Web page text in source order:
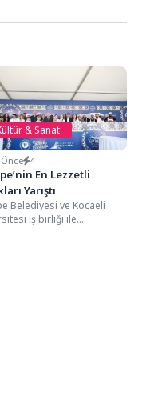
& Sanat
4
En Lezzetli
Yarıştı
Belediyesi ve Kocaeli
iş birliği ile